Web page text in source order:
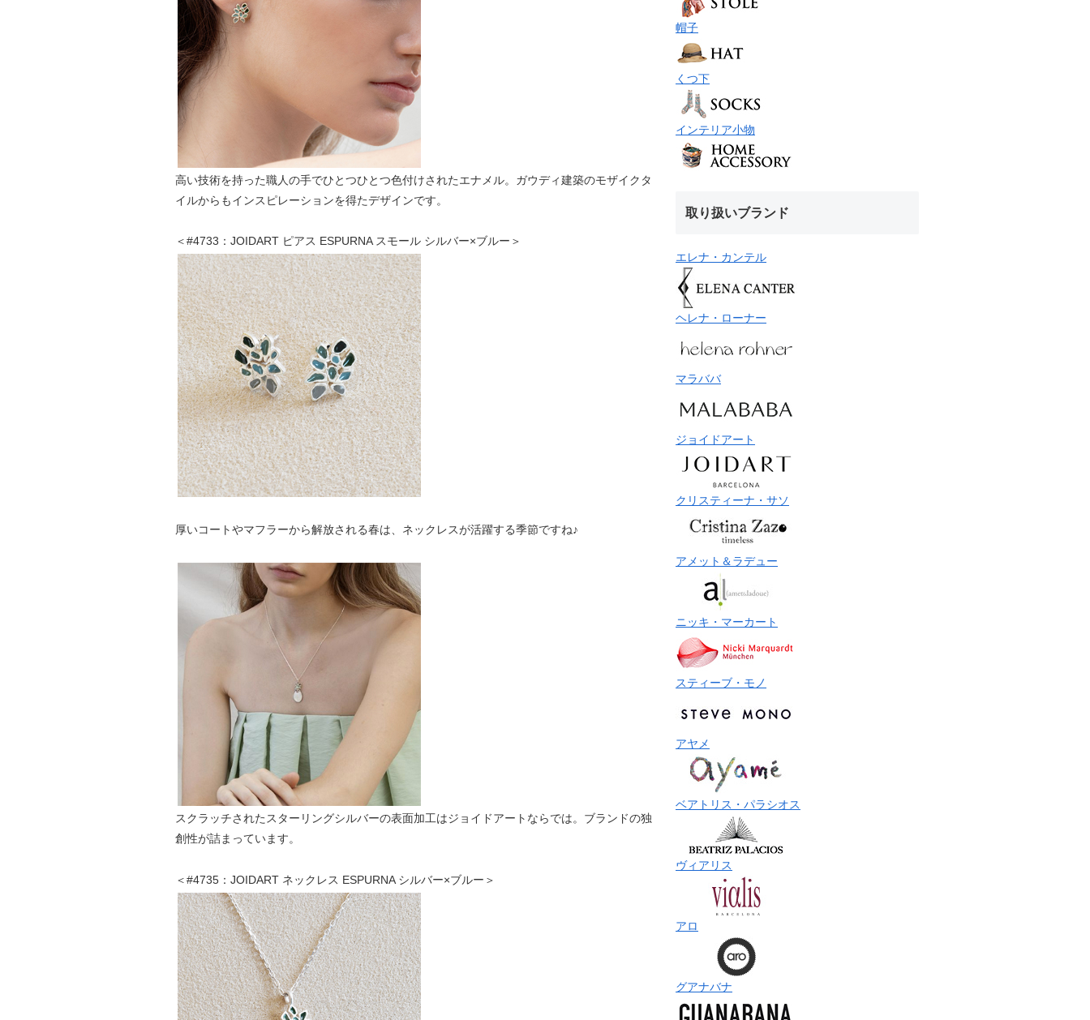
高い技術を持った職人の手でひとつひとつ色付けされたエナメル。ガウディ建築のモザイクタ
イルからもインスピレーションを得たデザインです。
＜#4733：JOIDART ピアス ESPURNA スモール シルバー×ブルー＞
厚いコートやマフラーから解放される春は、ネックレスが活躍する季節ですね♪
スクラッチされたスターリングシルバーの表面加工はジョイドアートならでは。ブランドの独
創性が詰まっています。
＜#4735：JOIDART ネックレス ESPURNA シルバー×ブルー＞
帽子
くつ下
インテリア小物
取り扱いブランド
エレナ・カンテル
ヘレナ・ローナー
マラババ
ジョイドアート
クリスティーナ・サソ
アメット＆ラデュー
ニッキ・マーカート
スティーブ・モノ
アヤメ
ベアトリス・パラシオス
ヴィアリス
アロ
グアナバナ